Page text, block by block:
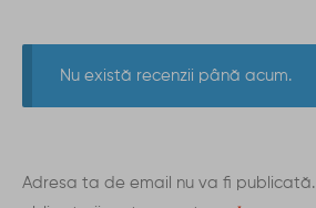
Nu există recenzii până acum.
Adresa ta de email nu va fi publicată.